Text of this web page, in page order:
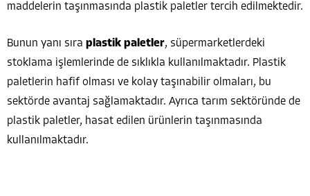
maddelerin taşınmasında plastik paletler tercih edilmektedir.
Bunun yanı sıra plastik paletler, süpermarketlerdeki
stoklama işlemlerinde de sıklıkla kullanılmaktadır. Plastik
paletlerin hafif olması ve kolay taşınabilir olmaları, bu
sektörde avantaj sağlamaktadır. Ayrıca tarım sektöründe de
plastik paletler, hasat edilen ürünlerin taşınmasında
kullanılmaktadır.